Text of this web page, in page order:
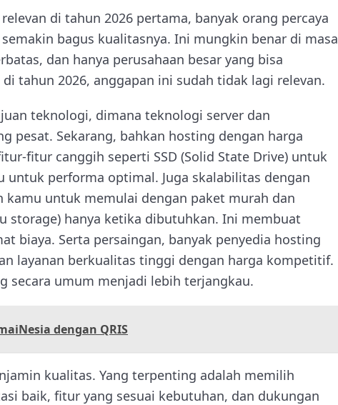
di tahun 2026 pertama, banyak orang percaya
bagus kualitasnya. Ini mungkin benar di masa
dan hanya perusahaan besar yang bisa
tahun 2026, anggapan ini sudah tidak lagi relevan.
teknologi, dimana teknologi server dan
pesat. Sekarang, bahkan hosting dengan harga
fitur canggih seperti SSD (Solid State Drive) untuk
untuk performa optimal. Juga skalabilitas dengan
untuk memulai dengan paket murah dan
storage) hanya ketika dibutuhkan. Ini membuat
biaya. Serta persaingan, banyak penyedia hosting
layanan berkualitas tinggi dengan harga kompetitif.
secara umum menjadi lebih terjangkau.
dengan QRIS
kualitas. Yang terpenting adalah memilih
baik, fitur yang sesuai kebutuhan, dan dukungan